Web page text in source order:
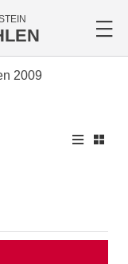
2009